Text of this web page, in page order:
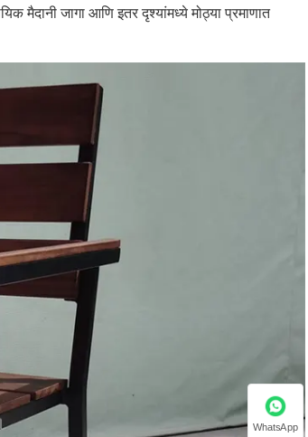
मैदानी जागा आणि इतर दृश्यांमध्ये मोठ्या प्रमाणात
WhatsApp